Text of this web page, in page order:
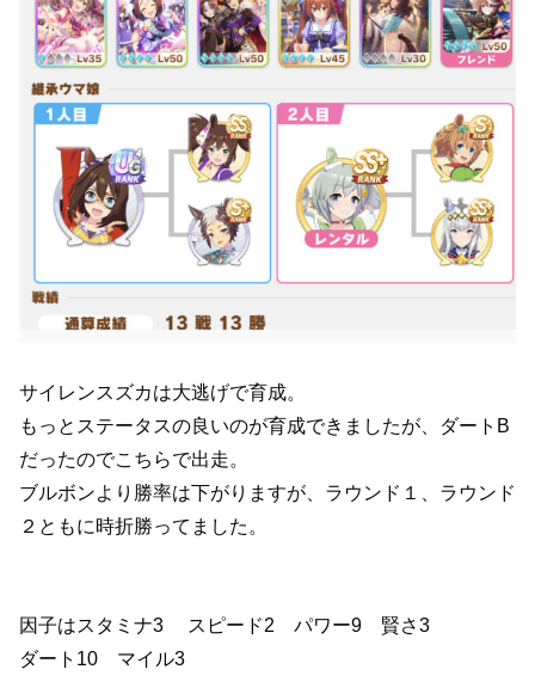
サイレンスズカは大逃げで育成。
もっとステータスの良いのが育成できましたが、ダートB
だったのでこちらで出走。
ブルボンより勝率は下がりますが、ラウンド１、ラウンド
２ともに時折勝ってました。
因子はスタミナ3 スピード2 パワー9 賢さ3
ダート10 マイル3